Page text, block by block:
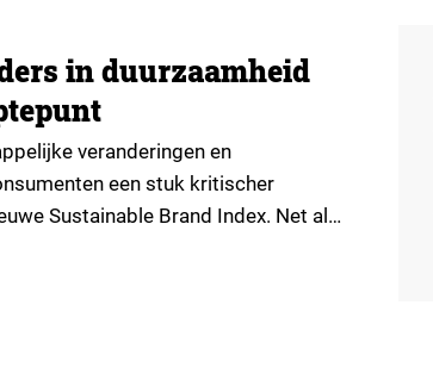
in duurzaamheid
veranderingen en
een stuk kritischer
Sustainable Brand Index. Net als